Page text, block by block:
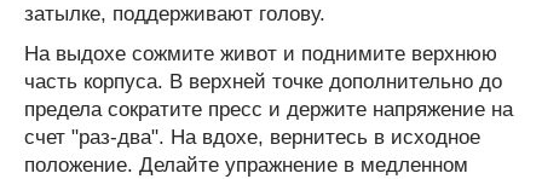
затылке, поддерживают голову.
На выдохе сожмите живот и поднимите верхнюю
часть корпуса. В верхней точке дополнительно до
предела сократите пресс и держите напряжение на
счет "раз-два". На вдохе, вернитесь в исходное
положение. Делайте упражнение в медленном